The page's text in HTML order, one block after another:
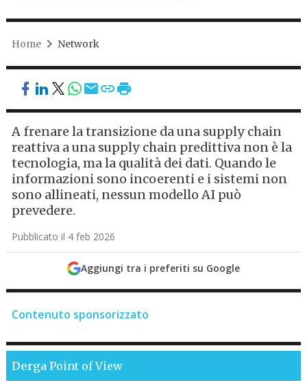
Home Network
A frenare la transizione da una supply chain
reattiva a una supply chain predittiva non è la
tecnologia, ma la qualità dei dati. Quando le
informazioni sono incoerenti e i sistemi non
sono allineati, nessun modello AI può
prevedere.
Pubblicato il 4 feb 2026
Aggiungi tra i preferiti su Google
Contenuto sponsorizzato
DergaPoint of View